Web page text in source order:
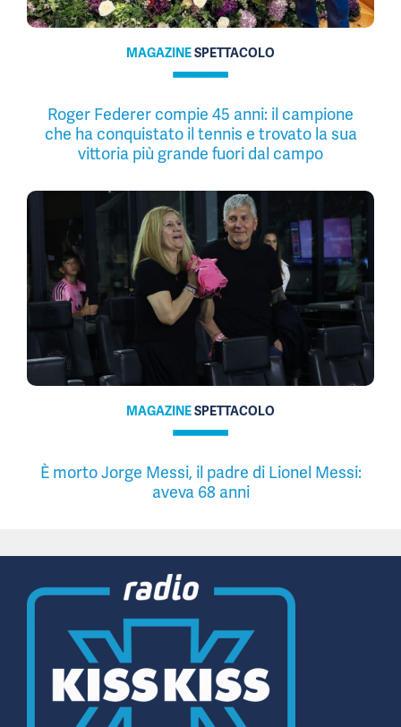
MAGAZINESPETTACOLO
Roger Federer compie 45 anni: il campione
che ha conquistato il tennis e trovato la sua
vittoria più grande fuori dal campo
MAGAZINESPETTACOLO
È morto Jorge Messi, il padre di Lionel Messi:
aveva 68 anni